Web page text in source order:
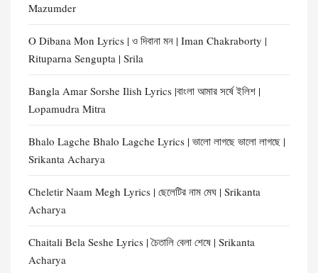
Mazumder
O Dibana Mon Lyrics | ও দিবানা মন | Iman Chakraborty |
Rituparna Sengupta | Srila
Bangla Amar Sorshe Ilish Lyrics |বাংলা আমার সর্ষে ইলিশ |
Lopamudra Mitra
Bhalo Lagche Bhalo Lagche Lyrics | ভালো লাগছে ভালো লাগছে |
Srikanta Acharya
Cheletir Naam Megh Lyrics | ছেলেটির নাম মেঘ | Srikanta
Acharya
Chaitali Bela Seshe Lyrics | চৈতালি বেলা শেষে | Srikanta
Acharya